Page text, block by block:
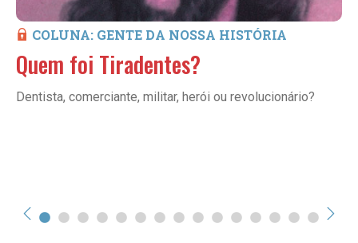
COLUNA: GENTE DA NOSSA HISTÓRIA
Quem foi Tiradentes?
Dentista, comerciante, militar, herói ou revolucionário?